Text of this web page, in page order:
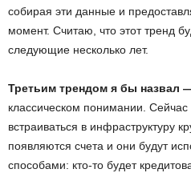
собирая эти данные и
момент. Считаю, что этот тренд
следующие несколько лет.
Третьим трендом я бы назвал
классическом понимании.
встраиваться в инфраструктуру
появляются счета и они будут
способами: кто-то будет